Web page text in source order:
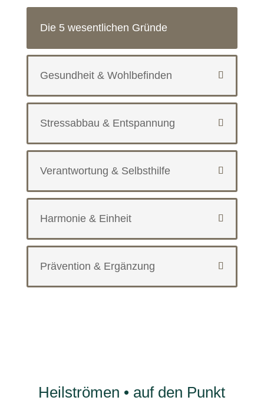
Die 5 wesentlichen Gründe
Gesundheit & Wohlbefinden
Stressabbau & Entspannung
Verantwortung & Selbsthilfe
Harmonie & Einheit
Prävention & Ergänzung
Heilströmen • auf den Punkt